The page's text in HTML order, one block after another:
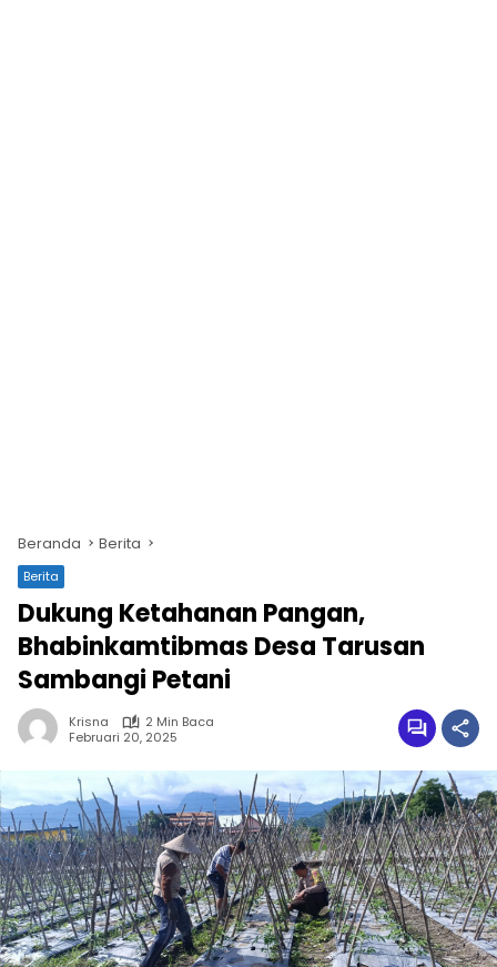
Beranda Berita
Berita
Dukung Ketahanan Pangan,
Bhabinkamtibmas Desa Tarusan
Sambangi Petani
Krisna
2 Min Baca
Februari 20, 2025